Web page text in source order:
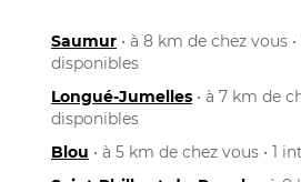
Saumur • à 8 km de chez vous
disponibles
Longué-Jumelles • à 7 km de
disponibles
Blou • à 5 km de chez vous • 1